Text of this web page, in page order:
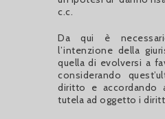
c.c.
Da qui è
l’intenzione della
quella di evolversi a
considerando
diritto e accordando
tutela ad oggetto i